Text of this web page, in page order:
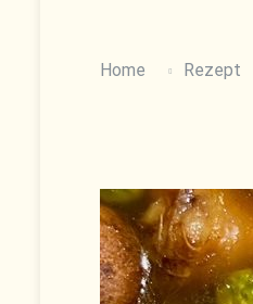
Home Rezept